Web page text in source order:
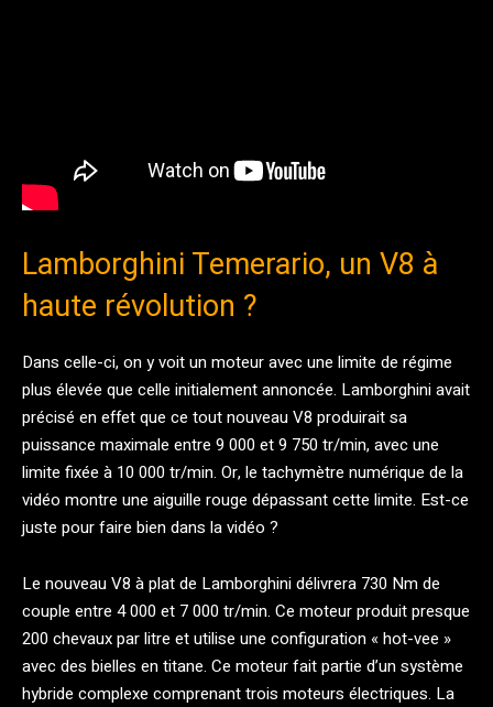
Lamborghini Temerario, un V8 à
haute révolution ?
Dans celle-ci, on y voit un moteur avec une limite de régime
plus élevée que celle initialement annoncée. Lamborghini avait
précisé en effet que ce tout nouveau V8 produirait sa
puissance maximale entre 9 000 et 9 750 tr/min, avec une
limite fixée à 10 000 tr/min. Or, le tachymètre numérique de la
vidéo montre une aiguille rouge dépassant cette limite. Est-ce
juste pour faire bien dans la vidéo ?
Le nouveau V8 à plat de Lamborghini délivrera 730 Nm de
couple entre 4 000 et 7 000 tr/min. Ce moteur produit presque
200 chevaux par litre et utilise une configuration « hot-vee »
avec des bielles en titane. Ce moteur fait partie d’un système
hybride complexe comprenant trois moteurs électriques. La